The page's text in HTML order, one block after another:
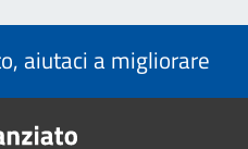
aiutaci a migliorare